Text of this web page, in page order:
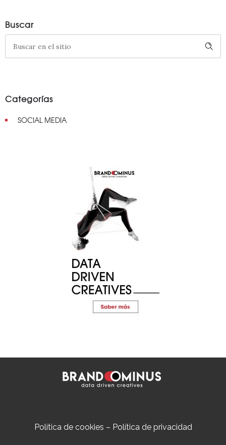
Buscar
Categorías
SOCIAL MEDIA
Política de cookies – Política de privacidad